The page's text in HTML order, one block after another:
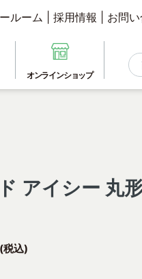
ルーム 採用情報 お問
オンラインショップ
アイシー 丸
税込)